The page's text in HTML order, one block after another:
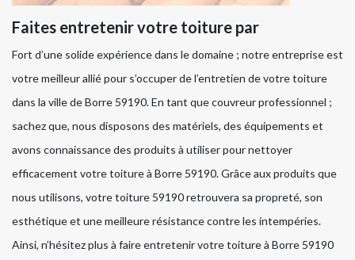
Faites entretenir votre toiture par
Fort d’une solide expérience dans le domaine ; notre entreprise est
votre meilleur allié pour s’occuper de l’entretien de votre toiture
dans la ville de Borre 59190. En tant que couvreur professionnel ;
sachez que, nous disposons des matériels, des équipements et
avons connaissance des produits à utiliser pour nettoyer
efficacement votre toiture à Borre 59190. Grâce aux produits que
nous utilisons, votre toiture 59190 retrouvera sa propreté, son
esthétique et une meilleure résistance contre les intempéries.
Ainsi, n’hésitez plus à faire entretenir votre toiture à Borre 59190